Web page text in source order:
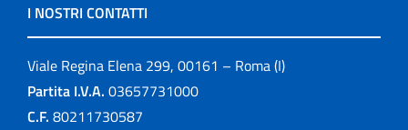
I NOSTRI CONTATTI
Viale Regina Elena 299, 00161 – Roma (I)
Partita I.V.A. 03657731000
C.F. 80211730587